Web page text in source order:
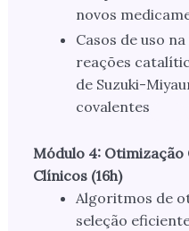
novos
Casos de uso
reações
de Suzuki-
covalentes
Módulo 4: Otimização
Clínicos (16h)
Algoritmos de
seleção